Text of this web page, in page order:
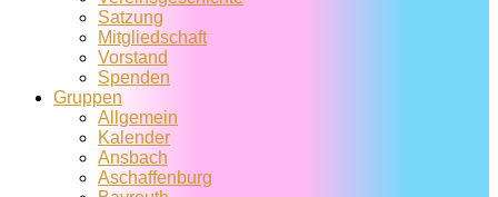
Satzung
Mitglied­schaft
Vorstand
Spenden
Gruppen
Allgemein
Kalender
Ansbach
Aschaffenburg